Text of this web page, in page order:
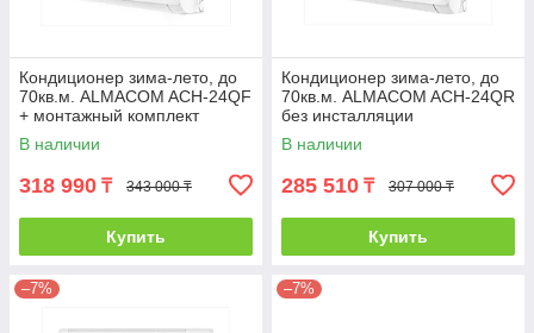
Кондиционер зима-лето, до
70кв.м. ALMACOM ACH-24QF
+ монтажный комплект
В наличии
318 990 ₸ 343 000 ₸
Купить
Кондиционер зима-лето, до
70кв.м. ALMACOM ACH-24QR
без инсталляции
В наличии
285 510 ₸ 307 000 ₸
Купить
–7% –7%